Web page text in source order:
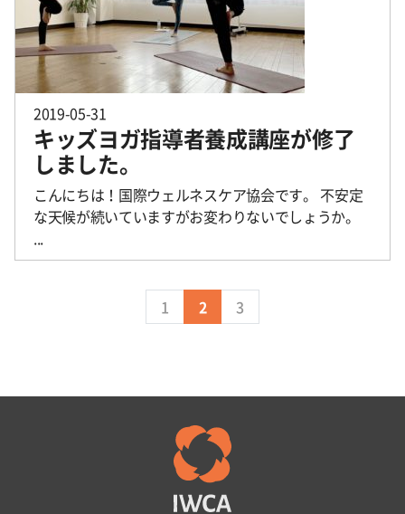
2019-05-31
キッズヨガ指導者養成講座が修了
しました。
こんにちは！国際ウェルネスケア協会です。 不安定
な天候が続いていますがお変わりないでしょうか。
...
1 2 3